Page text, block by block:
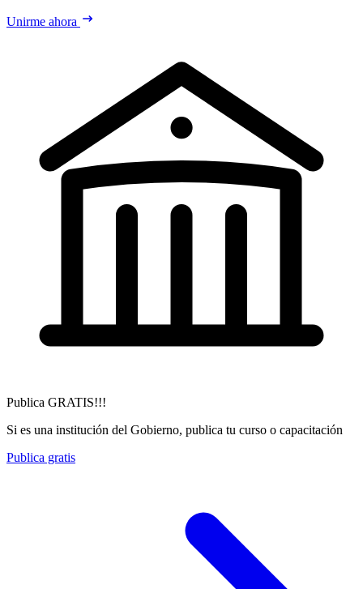
Unirme ahora
Publica GRATIS!!!
Si es una institución del Gobierno, publica tu curso o capacitación
Publica gratis